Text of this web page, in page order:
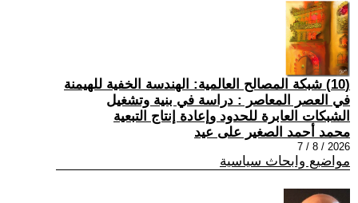
(10) شبكة المصالح العالمية: الهندسة الخفية للهيمنة
في العصر المعاصر : دراسة في بنية وتشغيل
الشبكات العابرة للحدود وإعادة إنتاج التبعية
محمد أحمد الصغير على عيد
2026 / 8 / 7
مواضيع وابحاث سياسية